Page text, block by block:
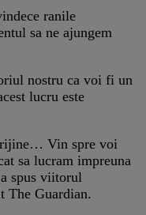
ranile
sa ne ajungem
nostru ca voi fi un
lucru este
Vin spre voi
sa lucram impreuna
spus viitorul
The Guardian.